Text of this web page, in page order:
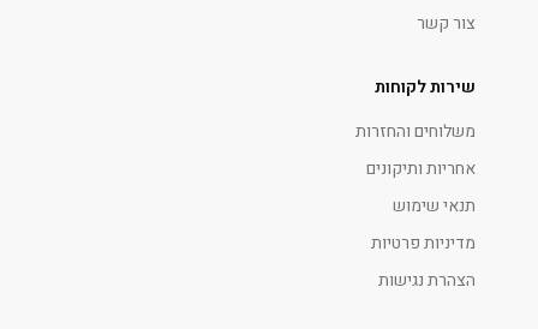
צור קשר
שירות לקוחות
משלוחים והחזרות
אחריות ותיקונים
תנאי שימוש
מדיניות פרטיות
הצהרת נגישות